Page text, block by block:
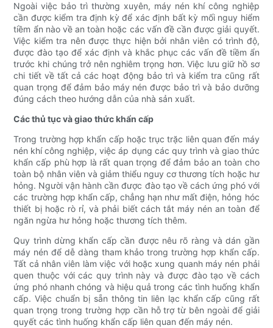
Ngoài việc bảo trì thường xuyên, máy nén khí công nghiệp
cần được kiểm tra định kỳ để xác định bất kỳ mối nguy hiểm
tiềm ẩn nào về an toàn hoặc các vấn đề cần được giải quyết.
Việc kiểm tra nên được thực hiện bởi nhân viên có trình độ,
được đào tạo để xác định và khắc phục các vấn đề tiềm ẩn
trước khi chúng trở nên nghiêm trọng hơn. Việc lưu giữ hồ sơ
chi tiết về tất cả các hoạt động bảo trì và kiểm tra cũng rất
quan trọng để đảm bảo máy nén được bảo trì và bảo dưỡng
đúng cách theo hướng dẫn của nhà sản xuất.
Các thủ tục và giao thức khẩn cấp
Trong trường hợp khẩn cấp hoặc trục trặc liên quan đến máy
nén khí công nghiệp, việc áp dụng các quy trình và giao thức
khẩn cấp phù hợp là rất quan trọng để đảm bảo an toàn cho
toàn bộ nhân viên và giảm thiểu nguy cơ thương tích hoặc hư
hỏng. Người vận hành cần được đào tạo về cách ứng phó với
các trường hợp khẩn cấp, chẳng hạn như mất điện, hỏng hóc
thiết bị hoặc rò rỉ, và phải biết cách tắt máy nén an toàn để
ngăn ngừa hư hỏng hoặc thương tích thêm.
Quy trình dừng khẩn cấp cần được nêu rõ ràng và dán gần
máy nén để dễ dàng tham khảo trong trường hợp khẩn cấp.
Tất cả nhân viên làm việc với hoặc xung quanh máy nén phải
quen thuộc với các quy trình này và được đào tạo về cách
ứng phó nhanh chóng và hiệu quả trong các tình huống khẩn
cấp. Việc chuẩn bị sẵn thông tin liên lạc khẩn cấp cũng rất
quan trọng trong trường hợp cần hỗ trợ từ bên ngoài để giải
quyết các tình huống khẩn cấp liên quan đến máy nén.